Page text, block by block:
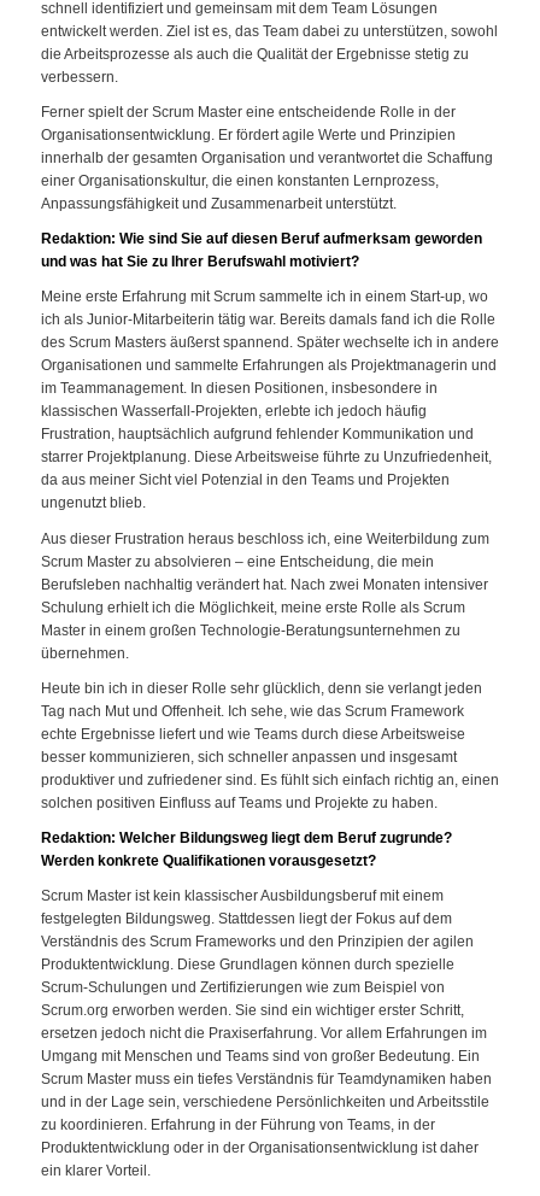
schnell identifiziert und gemeinsam mit dem Team Lösungen
entwickelt werden. Ziel ist es, das Team dabei zu unterstützen, sowohl
die Arbeitsprozesse als auch die Qualität der Ergebnisse stetig zu
verbessern.
Ferner spielt der Scrum Master eine entscheidende Rolle in der
Organisationsentwicklung. Er fördert agile Werte und Prinzipien
innerhalb der gesamten Organisation und verantwortet die Schaffung
einer Organisationskultur, die einen konstanten Lernprozess,
Anpassungsfähigkeit und Zusammenarbeit unterstützt.
Redaktion: Wie sind Sie auf diesen Beruf aufmerksam geworden
und was hat Sie zu Ihrer Berufswahl motiviert?
Meine erste Erfahrung mit Scrum sammelte ich in einem Start-up, wo
ich als Junior-Mitarbeiterin tätig war. Bereits damals fand ich die Rolle
des Scrum Masters äußerst spannend. Später wechselte ich in andere
Organisationen und sammelte Erfahrungen als Projektmanagerin und
im Teammanagement. In diesen Positionen, insbesondere in
klassischen Wasserfall-Projekten, erlebte ich jedoch häufig
Frustration, hauptsächlich aufgrund fehlender Kommunikation und
starrer Projektplanung. Diese Arbeitsweise führte zu Unzufriedenheit,
da aus meiner Sicht viel Potenzial in den Teams und Projekten
ungenutzt blieb.
Aus dieser Frustration heraus beschloss ich, eine Weiterbildung zum
Scrum Master zu absolvieren – eine Entscheidung, die mein
Berufsleben nachhaltig verändert hat. Nach zwei Monaten intensiver
Schulung erhielt ich die Möglichkeit, meine erste Rolle als Scrum
Master in einem großen Technologie-Beratungsunternehmen zu
übernehmen.
Heute bin ich in dieser Rolle sehr glücklich, denn sie verlangt jeden
Tag nach Mut und Offenheit. Ich sehe, wie das Scrum Framework
echte Ergebnisse liefert und wie Teams durch diese Arbeitsweise
besser kommunizieren, sich schneller anpassen und insgesamt
produktiver und zufriedener sind. Es fühlt sich einfach richtig an, einen
solchen positiven Einfluss auf Teams und Projekte zu haben.
Redaktion: Welcher Bildungsweg liegt dem Beruf zugrunde?
Werden konkrete Qualifikationen vorausgesetzt?
Scrum Master ist kein klassischer Ausbildungsberuf mit einem
festgelegten Bildungsweg. Stattdessen liegt der Fokus auf dem
Verständnis des Scrum Frameworks und den Prinzipien der agilen
Produktentwicklung. Diese Grundlagen können durch spezielle
Scrum-Schulungen und Zertifizierungen wie zum Beispiel von
Scrum.org erworben werden. Sie sind ein wichtiger erster Schritt,
ersetzen jedoch nicht die Praxiserfahrung. Vor allem Erfahrungen im
Umgang mit Menschen und Teams sind von großer Bedeutung. Ein
Scrum Master muss ein tiefes Verständnis für Teamdynamiken haben
und in der Lage sein, verschiedene Persönlichkeiten und Arbeitsstile
zu koordinieren. Erfahrung in der Führung von Teams, in der
Produktentwicklung oder in der Organisationsentwicklung ist daher
ein klarer Vorteil.